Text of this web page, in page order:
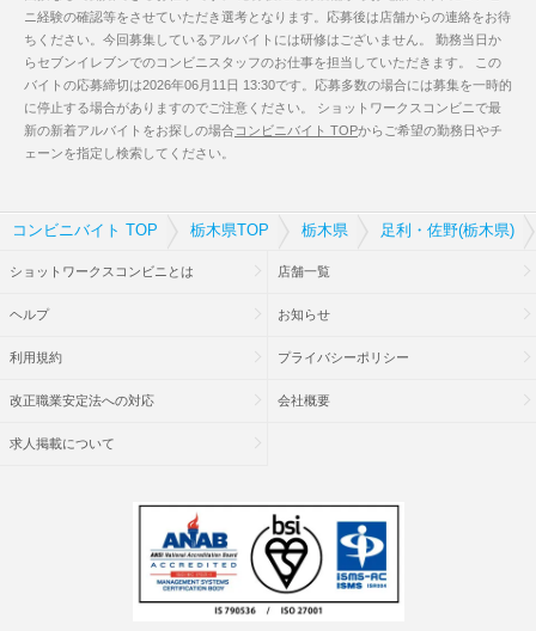
ニ経験の確認等をさせていただき選考となります。応募後は店舗からの連絡をお待
ちください。今回募集しているアルバイトには研修はございません。 勤務当日か
らセブンイレブンでのコンビニスタッフのお仕事を担当していただきます。 この
バイトの応募締切は2026年06月11日 13:30です。応募多数の場合には募集を一時的
に停止する場合がありますのでご注意ください。 ショットワークスコンビニで最
新の新着アルバイトをお探しの場合コンビニバイト TOPからご希望の勤務日やチ
ェーンを指定し検索してください。
コンビニバイト TOP 栃木県TOP 栃木県 足利・佐野(栃木県)
ショットワークスコンビニとは 店舗一覧
ヘルプ お知らせ
利用規約 プライバシーポリシー
改正職業安定法への対応 会社概要
求人掲載について